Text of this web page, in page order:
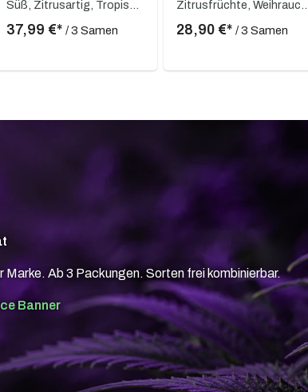
37,99 €* / 3 Samen 28,90 €* / 3 Samen
Ab 3 Packungen. Sorten frei kombinierbar.
Banner